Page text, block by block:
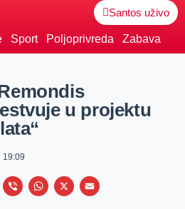
Santos uživo
Sport Poljoprivreda Zabava
u projektu
19:09
V
W
X
E